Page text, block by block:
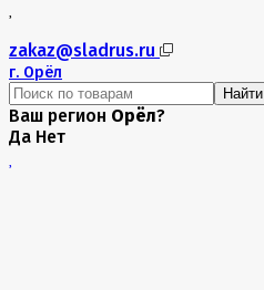
zakaz@sladrus.ru
г. Орёл
Найти
Ваш регион Орёл?
Да Нет